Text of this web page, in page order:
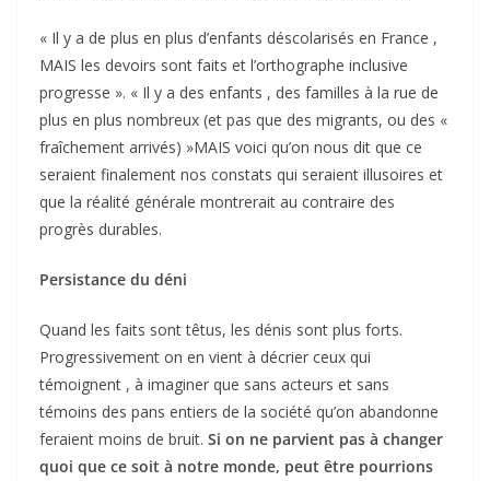
« Il y a de plus en plus d’enfants déscolarisés en France ,
MAIS les devoirs sont faits et l’orthographe inclusive
progresse ». « Il y a des enfants , des familles à la rue de
plus en plus nombreux (et pas que des migrants, ou des «
fraîchement arrivés) »MAIS voici qu’on nous dit que ce
seraient finalement nos constats qui seraient illusoires et
que la réalité générale montrerait au contraire des
progrès durables.
Persistance du déni
Quand les faits sont têtus, les dénis sont plus forts.
Progressivement on en vient à décrier ceux qui
témoignent , à imaginer que sans acteurs et sans
témoins des pans entiers de la société qu’on abandonne
feraient moins de bruit. Si on ne parvient pas à changer
quoi que ce soit à notre monde, peut être pourrions